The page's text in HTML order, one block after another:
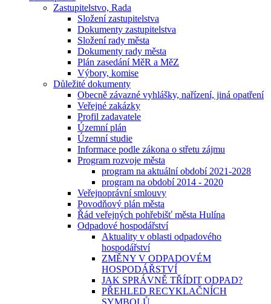
Zastupitelstvo, Rada
Složení zastupitelstva
Dokumenty zastupitelstva
Složení rady města
Dokumenty rady města
Plán zasedání MěR a MěZ
Výbory, komise
Důležité dokumenty
Obecně závazné vyhlášky, nařízení, jiná opatření
Veřejné zakázky
Profil zadavatele
Územní plán
Územní studie
Informace podle zákona o střetu zájmu
Program rozvoje města
program na aktuální období 2021-2028
program na období 2014 - 2020
Veřejnoprávní smlouvy
Povodňový plán města
Řád veřejných pohřebišť města Hulína
Odpadové hospodářství
Aktuality v oblasti odpadového
hospodářství
ZMĚNY V ODPADOVÉM
HOSPODÁŘSTVÍ
JAK SPRÁVNĚ TŘÍDIT ODPAD?
PŘEHLED RECYKLAČNÍCH
SYMBOLŮ